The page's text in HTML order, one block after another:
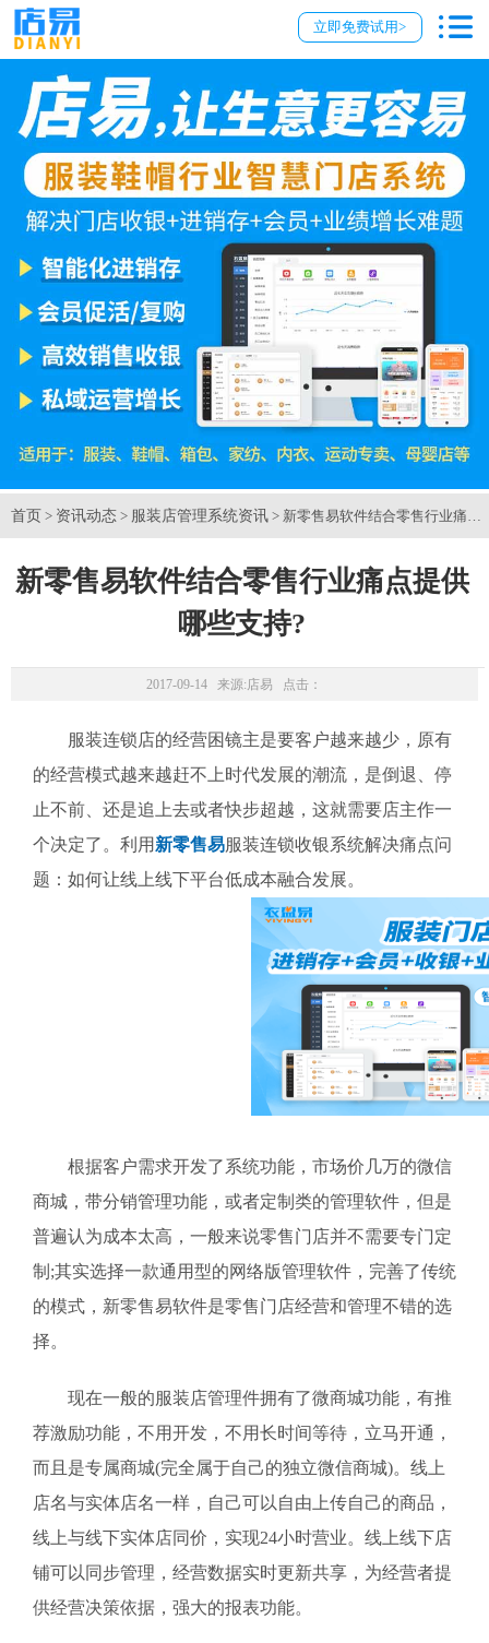
立即免费试用>
首页 > 资讯动态 > 服装店管理系统资讯 > 新零售易软件结合零售行业痛点
新零售易软件结合零售行业痛点提供
哪些支持?
2017-09-14 来源:店易 点击：
服装连锁店的经营困镜主是要客户越来越少，原有
的经营模式越来越赶不上时代发展的潮流，是倒退、停
止不前、还是追上去或者快步超越，这就需要店主作一
个决定了。利用 新零售易服装连锁收银系统解决痛点问
题：如何让线上线下平台低成本融合发展。
根据客户需求开发了系统功能，市场价几万的微信
商城，带分销管理功能，或者定制类的管理软件，但是
普遍认为成本太高，一般来说零售门店并不需要专门定
制;其实选择一款通用型的网络版管理软件，完善了传统
的模式，新零售易软件是零售门店经营和管理不错的选
择。
现在一般的服装店管理件拥有了微商城功能，有推
荐激励功能，不用开发，不用长时间等待，立马开通，
而且是专属商城(完全属于自己的独立微信商城)。线上
店名与实体店名一样，自己可以自由上传自己的商品，
线上与线下实体店同价，实现24小时营业。线上线下店
铺可以同步管理，经营数据实时更新共享，为经营者提
供经营决策依据，强大的报表功能。